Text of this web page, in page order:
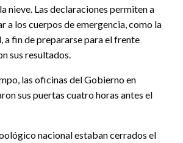
nieve. Las declaraciones permiten a
a los cuerpos de emergencia, como la
a fin de prepararse para el frente
sus resultados.
las oficinas del Gobierno en
sus puertas cuatro horas antes el
nacional estaban cerrados el